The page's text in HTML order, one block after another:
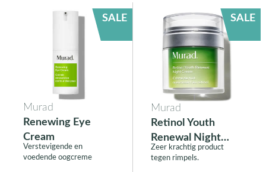
SALE
Murad
Renewing Eye
Cream
Verstevigende en
voedende oogcreme
SALE
Murad
Retinol Youth
Renewal Night
Cream
Zeer krachtig product
tegen rimpels.